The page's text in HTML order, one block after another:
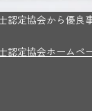
認定協会から優良
認定協会ホームペ